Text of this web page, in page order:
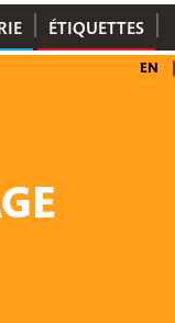
EN
ÉTIQUETTES